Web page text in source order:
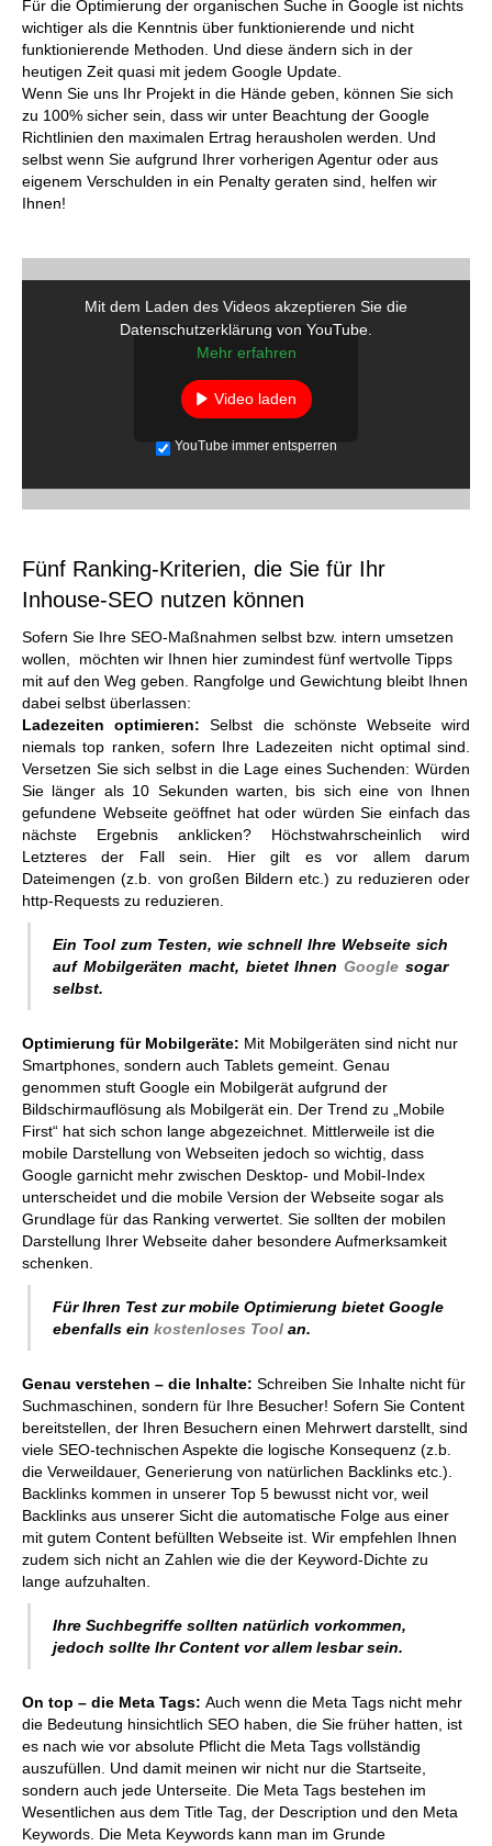
Für die Optimierung der organischen Suche in Google ist nichts
wichtiger als die Kenntnis über funktionierende und nicht
funktionierende Methoden. Und diese ändern sich in der
heutigen Zeit quasi mit jedem Google Update.
Wenn Sie uns Ihr Projekt in die Hände geben, können Sie sich
zu 100% sicher sein, dass wir unter Beachtung der Google
Richtlinien den maximalen Ertrag herausholen werden. Und
selbst wenn Sie aufgrund Ihrer vorherigen Agentur oder aus
eigenem Verschulden in ein Penalty geraten sind, helfen wir
Ihnen!
Mit dem Laden des Videos akzeptieren Sie die
Datenschutzerklärung von YouTube.
Mehr erfahren
Video laden
YouTube immer entsperren
Fünf Ranking-Kriterien, die Sie für Ihr
Inhouse-SEO nutzen können
Sofern Sie Ihre SEO-Maßnahmen selbst bzw. intern umsetzen
wollen, möchten wir Ihnen hier zumindest fünf wertvolle Tipps
mit auf den Weg geben. Rangfolge und Gewichtung bleibt Ihnen
dabei selbst überlassen:
Ladezeiten optimieren:Selbst die schönste Webseite wird
niemals top ranken, sofern Ihre Ladezeiten nicht optimal sind.
Versetzen Sie sich selbst in die Lage eines Suchenden: Würden
Sie länger als 10 Sekunden warten, bis sich eine von Ihnen
gefundene Webseite geöffnet hat oder würden Sie einfach das
nächste Ergebnis anklicken? Höchstwahrscheinlich wird
Letzteres der Fall sein. Hier gilt es vor allem darum
Dateimengen (z.b. von großen Bildern etc.) zu reduzieren oder
http-Requests zu reduzieren.
Ein Tool zum Testen, wie schnell Ihre Webseite sich
auf Mobilgeräten macht, bietet IhnenGoogle sogar
selbst.
Optimierung für Mobilgeräte: Mit Mobilgeräten sind nicht nur
Smartphones, sondern auch Tablets gemeint. Genau
genommen stuft Google ein Mobilgerät aufgrund der
Bildschirmauflösung als Mobilgerät ein. Der Trend zu „Mobile
First“ hat sich schon lange abgezeichnet. Mittlerweile ist die
mobile Darstellung von Webseiten jedoch so wichtig, dass
Google garnicht mehr zwischen Desktop- und Mobil-Index
unterscheidet und die mobile Version der Webseite sogar als
Grundlage für das Ranking verwertet. Sie sollten der mobilen
Darstellung Ihrer Webseite daher besondere Aufmerksamkeit
schenken.
Für Ihren Test zur mobile Optimierung bietet Google
ebenfalls ein kostenloses Tool an.
Genau verstehen – die Inhalte: Schreiben Sie Inhalte nicht für
Suchmaschinen, sondern für Ihre Besucher! Sofern Sie Content
bereitstellen, der Ihren Besuchern einen Mehrwert darstellt, sind
viele SEO-technischen Aspekte die logische Konsequenz (z.b.
die Verweildauer, Generierung von natürlichen Backlinks etc.).
Backlinks kommen in unserer Top 5 bewusst nicht vor, weil
Backlinks aus unserer Sicht die automatische Folge aus einer
mit gutem Content befüllten Webseite ist. Wir empfehlen Ihnen
zudem sich nicht an Zahlen wie die der Keyword-Dichte zu
lange aufzuhalten.
Ihre Suchbegriffe sollten natürlich vorkommen,
jedoch sollte Ihr Content vor allem lesbar sein.
On top – die Meta Tags: Auch wenn die Meta Tags nicht mehr
die Bedeutung hinsichtlich SEO haben, die Sie früher hatten, ist
es nach wie vor absolute Pflicht die Meta Tags vollständig
auszufüllen. Und damit meinen wir nicht nur die Startseite,
sondern auch jede Unterseite. Die Meta Tags bestehen im
Wesentlichen aus dem Title Tag, der Description und den Meta
Keywords. Die Meta Keywords kann man im Grunde